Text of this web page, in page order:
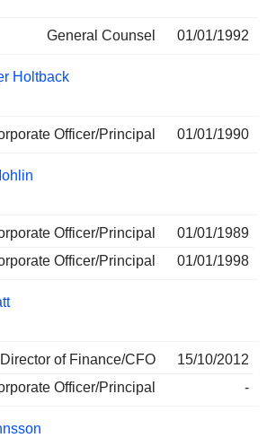
General Counsel 01/01/1992
Holtback
Officer/Principal 01/01/1990
Officer/Principal
01/01/1989
Officer/Principal
01/01/1998
Director of Finance/CFO
15/10/2012
Officer/Principal
-